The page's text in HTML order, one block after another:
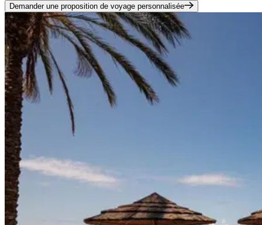
Demander une proposition de voyage personnalisée